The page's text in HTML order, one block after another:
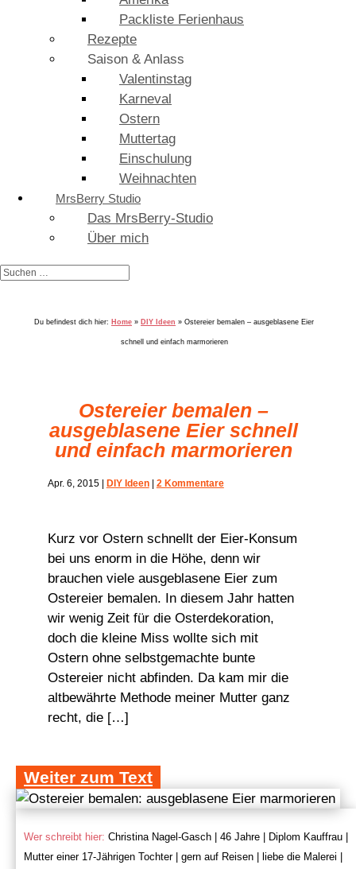
Packliste Ferienhaus
Rezepte
Saison & Anlass
Valentinstag
Karneval
Ostern
Muttertag
Einschulung
Weihnachten
MrsBerry Studio
Das MrsBerry-Studio
Über mich
Du befindest dich hier: Home » DIY Ideen » Ostereier bemalen – ausgeblasene Eier
schnell und einfach marmorieren
Ostereier bemalen –
ausgeblasene Eier schnell
und einfach marmorieren
Apr. 6, 2015| DIY Ideen| 2 Kommentare
Kurz vor Ostern schnellt der Eier-Konsum
bei uns enorm in die Höhe, denn wir
brauchen viele ausgeblasene Eier zum
Ostereier bemalen. In diesem Jahr hatten
wir wenig Zeit für die Osterdekoration,
doch die kleine Miss wollte sich mit
Ostern ohne selbstgemachte bunte
Ostereier nicht abfinden. Da kam mir die
altbewährte Methode meiner Mutter ganz
recht, die […]
Weiter zum Text
Wer schreibt hier: Christina Nagel-Gasch | 46 Jahre | Diplom Kauffrau |
Mutter einer 17-Jährigen Tochter | gern auf Reisen | liebe die Malerei |